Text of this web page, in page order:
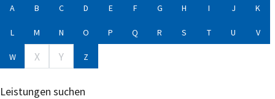
A B C D E F G H I J K
L M N O P Q R S T U V
W X Y Z
Leistungen suchen